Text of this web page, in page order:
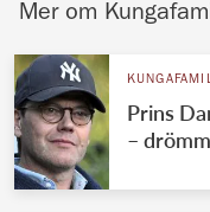
Mer om
Prins
–